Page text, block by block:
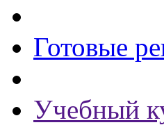
Готовые
Учебный